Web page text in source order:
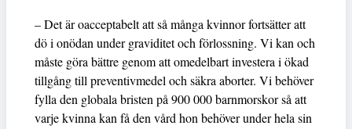
– Det är oacceptabelt att så många kvinnor fortsätter att
dö i onödan under graviditet och förlossning. Vi kan och
måste göra bättre genom att omedelbart investera i ökad
tillgång till preventivmedel och säkra aborter. Vi behöver
fylla den globala bristen på 900 000 barnmorskor så att
varje kvinna kan få den vård hon behöver under hela sin